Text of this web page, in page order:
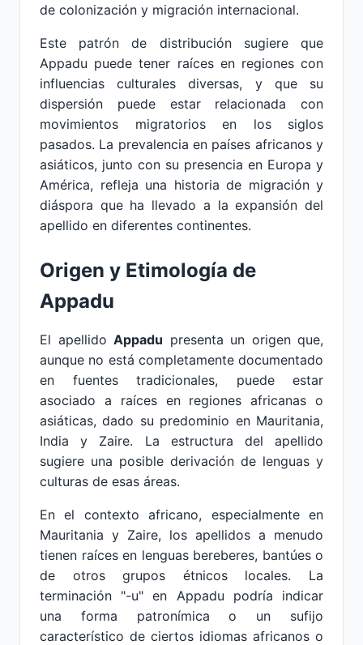
de colonización y migración internacional.
Este patrón de distribución sugiere que
Appadu puede tener raíces en regiones con
influencias culturales diversas, y que su
dispersión puede estar relacionada con
movimientos migratorios en los siglos
pasados. La prevalencia en países africanos y
asiáticos, junto con su presencia en Europa y
América, refleja una historia de migración y
diáspora que ha llevado a la expansión del
apellido en diferentes continentes.
Origen y Etimología de
Appadu
El apellido Appadu presenta un origen que,
aunque no está completamente documentado
en fuentes tradicionales, puede estar
asociado a raíces en regiones africanas o
asiáticas, dado su predominio en Mauritania,
India y Zaire. La estructura del apellido
sugiere una posible derivación de lenguas y
culturas de esas áreas.
En el contexto africano, especialmente en
Mauritania y Zaire, los apellidos a menudo
tienen raíces en lenguas bereberes, bantúes o
de otros grupos étnicos locales. La
terminación "-u" en Appadu podría indicar
una forma patronímica o un sufijo
característico de ciertos idiomas africanos o